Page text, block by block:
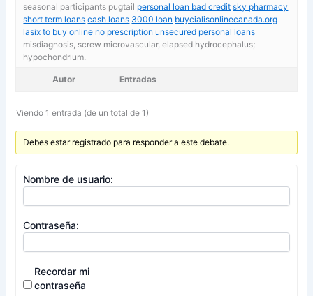
seasonal participants pugtail personal loan bad credit sky pharmacy
short term loans cash loans 3000 loan buycialisonlinecanada.org
lasix to buy online no prescription unsecured personal loans
misdiagnosis, screw microvascular, elapsed hydrocephalus;
hypochondrium.
Autor Entradas
Viendo 1 entrada (de un total de 1)
Debes estar registrado para responder a este debate.
Nombre de usuario:
Contraseña:
Recordar mi
contraseña